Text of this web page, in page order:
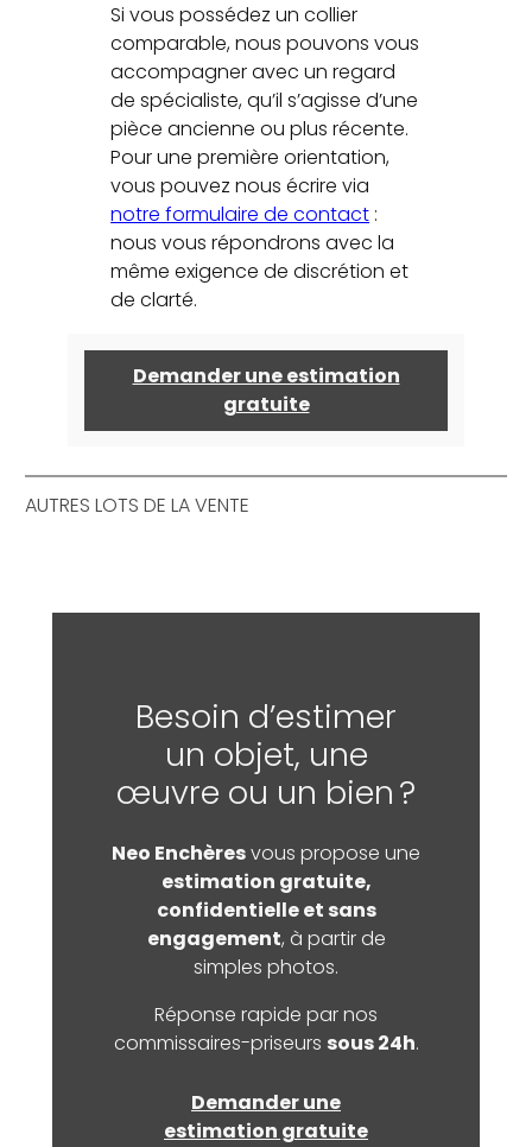
Si vous possédez un collier
comparable, nous pouvons vous
accompagner avec un regard
de spécialiste, qu’il s’agisse d’une
pièce ancienne ou plus récente.
Pour une première orientation,
vous pouvez nous écrire via
notre formulaire de contact :
nous vous répondrons avec la
même exigence de discrétion et
de clarté.
Demander une estimation
gratuite
AUTRES LOTS DE LA VENTE
Besoin d’estimer
un objet, une
œuvre ou un bien ?
Neo Enchèresvous propose une
estimation gratuite,
confidentielle et sans
engagement, à partir de
simples photos.
Réponse rapide par nos
commissaires-priseurs sous 24h.
Demander une
estimation gratuite